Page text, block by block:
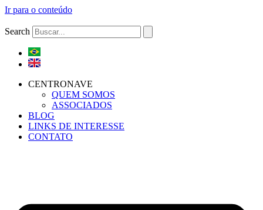
Ir para o conteúdo
Search
CENTRONAVE
QUEM SOMOS
ASSOCIADOS
BLOG
LINKS DE INTERESSE
CONTATO